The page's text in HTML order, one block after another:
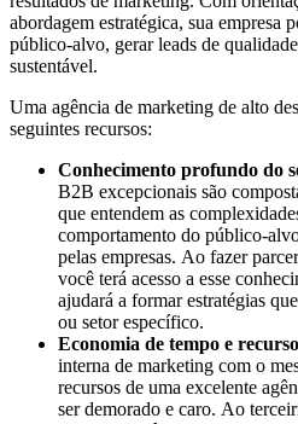
abordagem estratégica, sua empresa
público-alvo, gerar leads de
sustentável.
Uma agência de marketing de alto
seguintes recursos:
Conhecimento profundo do
B2B excepcionais são
que entendem as
comportamento do público-
pelas empresas. Ao fazer
você terá acesso a esse
ajudará a formar estratégias
ou setor específico.
Economia de tempo e
interna de marketing com o
recursos de uma excelente
ser demorado e caro. Ao